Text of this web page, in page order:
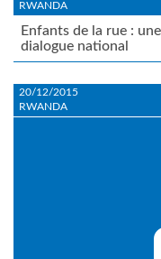
RWANDA
Enfants de la rue :
dialogue national
20/12/2015
RWANDA